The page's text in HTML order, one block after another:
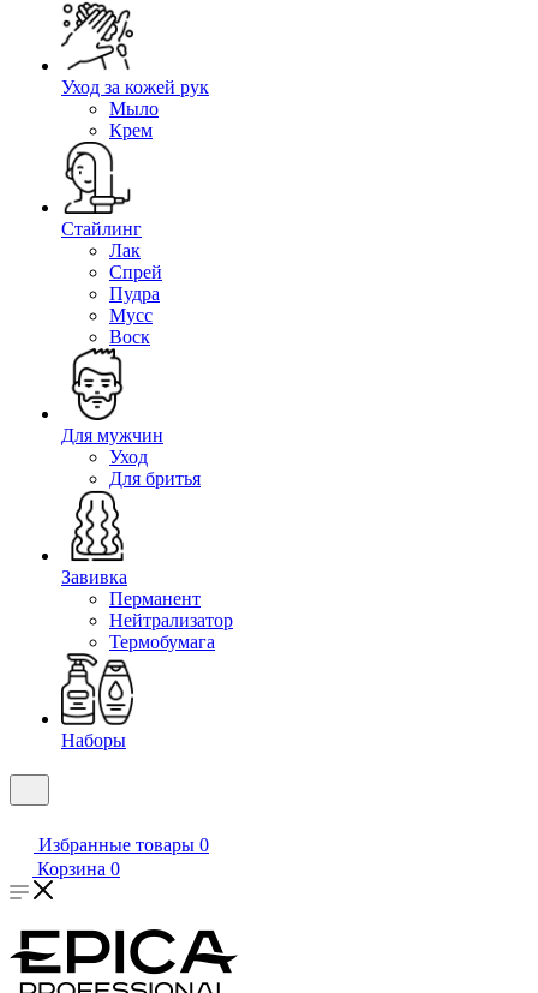
Уход за кожей рук
Мыло
Крем
Стайлинг
Лак
Спрей
Пудра
Мусс
Воск
Для мужчин
Уход
Для бритья
Завивка
Перманент
Нейтрализатор
Термобумага
Наборы
Избранные товары 0
Корзина 0